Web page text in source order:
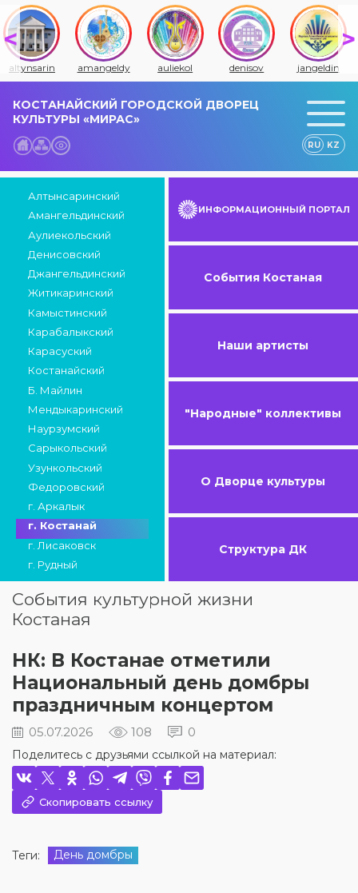
amangeldy auliekol denisov jangeldin jitiqara
КОСТАНАЙСКИЙ ГОРОДСКОЙ ДВОРЕЦ
КУЛЬТУРЫ «МИРАС»
RU KZ
Алтынсаринский
Амангельдинский
Аулиекольский
Денисовский
Джангельдинский
Житикаринский
Камыстинский
Карабалыкский
Карасуский
Костанайский
Б. Майлин
Мендыкаринский
Наурзумский
Сарыкольский
Узункольский
Федоровский
г. Аркалык
г. Костанай
г. Лисаковск
г. Рудный
ИНФОРМАЦИОННЫЙ ПОРТАЛ
События Костаная
Наши артисты
"Народные" коллективы
О Дворце культуры
Структура ДК
События культурной жизни
Костаная
НК: В Костанае отметили
Национальный день домбры
праздничным концертом
05.07.2026 108 0
Поделитесь с друзьями ссылкой на материал:
Скопировать ссылку
Теги: День домбры